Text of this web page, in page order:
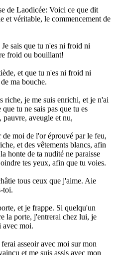
de Laodicée: Voici ce que dit
et véritable, le commencement de
sais que tu n'es ni froid ni
froid ou bouillant!
et que tu n'es ni froid ni
ma bouche.
riche, je me suis enrichi, et je n'ai
tu ne sais pas que tu es
pauvre, aveugle et nu,
de moi de l'or éprouvé par le feu,
et des vêtements blancs, afin
honte de ta nudité ne paraisse
tes yeux, afin que tu voies.
tous ceux que j'aime. Aie
toi.
et je frappe. Si quelqu'un
la porte, j'entrerai chez lui, je
avec moi.
asseoir avec moi sur mon
et me suis assis avec mon